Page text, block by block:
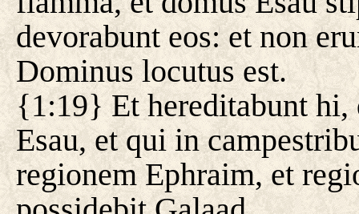
devorabunt eos: et non
Dominus locutus est.
{1:19} Et hereditabunt hi,
Esau, et qui in
regionem Ephraim, et